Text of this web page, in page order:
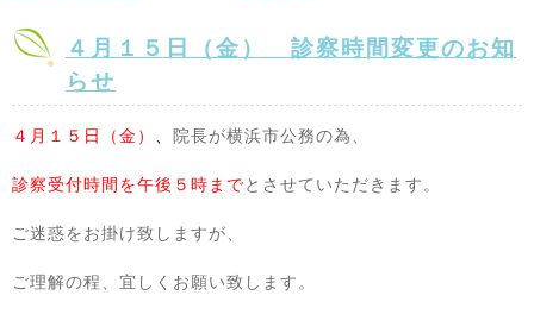
４月１５日（金） 診察時間変更のお知
らせ
４月１５日（金） 院長が横浜市公務の為、
診察受付時間を午後５時までとさせていただきます。
ご迷惑をお掛け致しますが、
ご理解の程、宜しくお願い致します。